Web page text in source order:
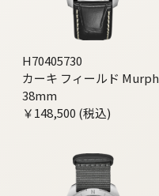
H70405730
カーキ フィールド Murph
38mm
￥148,500 (税込)